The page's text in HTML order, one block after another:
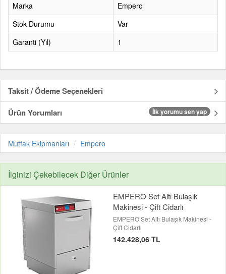
Marka
Empero
Stok Durumu
Var
Garanti (Yıl)
1
Taksit / Ödeme Seçenekleri
Ürün Yorumları
İlk yorumu sen yap
Mutfak Ekipmanları Empero
İlginizi Çekebilecek Diğer Ürünler
EMPERO Set Altı Bulaşık
Makinesi - Çift Cidarlı
EMPERO Set Altı Bulaşık Makinesi -
Çift Cidarlı
142.428,06 TL